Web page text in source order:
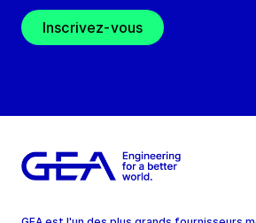
Inscrivez-vous